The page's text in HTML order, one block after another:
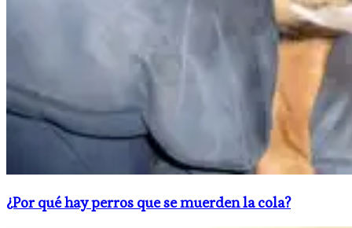
¿Por qué hay perros que se muerden la cola?